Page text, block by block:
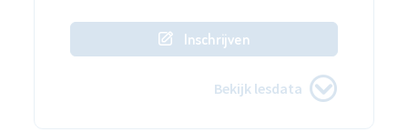
Inschrijven
Bekijk lesdata